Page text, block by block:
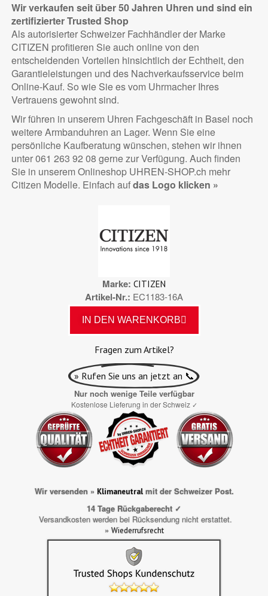
Wir verkaufen seit über 50 Jahren Uhren und sind ein
zertifizierterTrusted Shop
Als autorisierter Schweizer Fachhändler der Marke
CITIZEN profitieren Sie auch online von den
entscheidenden Vorteilen hinsichtlich der Echtheit, den
Garantieleistungen und des Nachverkaufsservice beim
Online-Kauf. So wie Sie es vom Uhrmacher Ihres
Vertrauens gewohnt sind.
Wir führen in unserem Uhren Fachgeschäft in Basel noch
weitere Armbanduhren an Lager. Wenn Sie eine
persönliche Kaufberatung wünschen, stehen wir ihnen
unter 061 263 92 08 gerne zur Verfügung. Auch finden
Sie in unserem Onlineshop UHREN-SHOP.ch mehr
Citizen Modelle. Einfach aufdas Logo klicken »
Marke CITIZEN
Artikel-Nr. EC1183-16A
IN DEN WARENKORB
Fragen zum Artikel?
» Rufen Sie uns an jetzt an 📞
Nur noch wenige Teile verfügbar
Kostenlose Lieferung in der Schweiz ✓
Wir versenden » Klimaneutralmit der Schweizer Post.
14 Tage Rückgaberecht ✓
Versandkosten werden bei Rücksendung nicht erstattet.
» Wiederrufsrecht